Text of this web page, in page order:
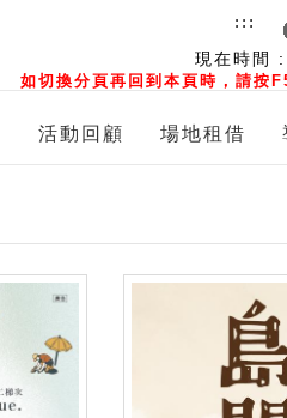
現在時間 :
如切換分頁再回到本頁時，請按
:::
活動回顧 場地租借